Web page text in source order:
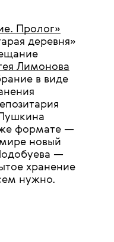
Пролог»
деревня»
Лимонова
в виде
же формате —
новый
—
хранение
нужно.